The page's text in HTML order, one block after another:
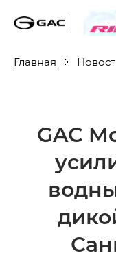
Главная
GAC